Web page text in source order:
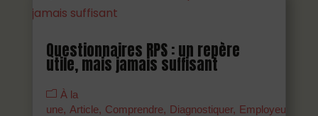
Questionnaires RPS : un repère
utile, mais jamais suffisant
À la
une
Article Comprendre Diagnostiquer Employeurs